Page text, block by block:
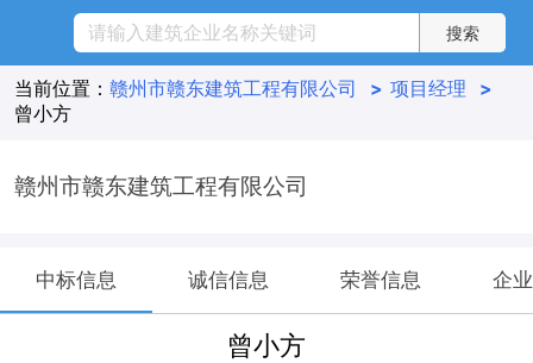
当前位置： 赣州市赣东建筑工程有限公司 > 项目经理
>
曾小方
赣州市赣东建筑工程有限公司
中标信息 诚信信息 荣誉信息 企
曾小方